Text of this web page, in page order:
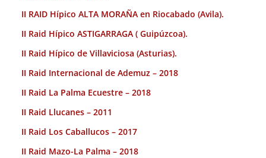
II RAID Hípico ALTA MORAÑA en Riocabado (Avila).
II Raid Hípico ASTIGARRAGA ( Guipúzcoa).
II Raid Hípico de Villaviciosa (Asturias).
II Raid Internacional de Ademuz – 2018
II Raid La Palma Ecuestre – 2018
II Raid Llucanes – 2011
II Raid Los Caballucos – 2017
II Raid Mazo-La Palma – 2018